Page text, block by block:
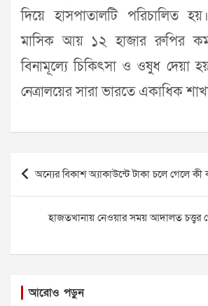
দিয়ে হাসপাতালটি পরিচালিত
মাসিক আয় ১২ হাজার রুপির
বিনামূল্যে চিকিৎসা ও ওষুধ দেয়া
নেত্রালয়ের সারা ভারতে একাধিক
Post
navigation
অন্যের বিকাশ অ্যাকাউন্টে টাকা চলে গেলে
হাজতখানায় নেওয়ার সময় আদালত চত্ত্বর
আরোও পড়ুন